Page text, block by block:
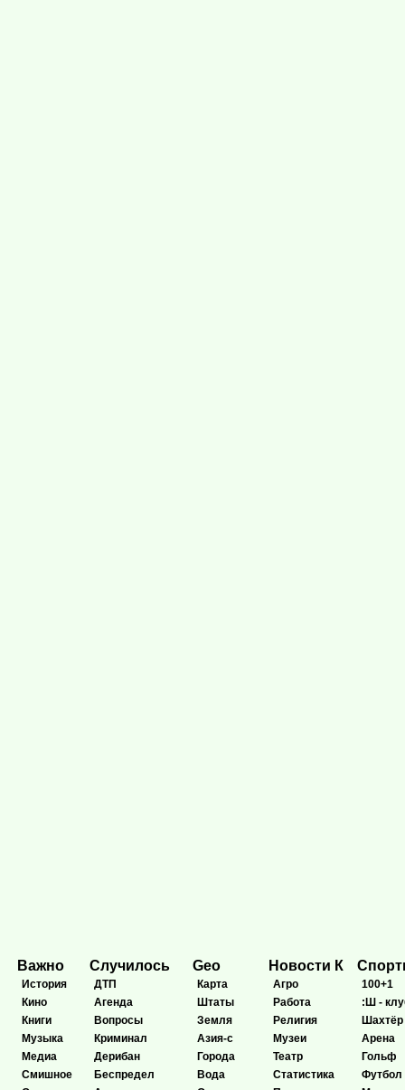
Важно
История
Кино
Книги
Музыка
Медиа
Смишное
Случилось
ДТП
Агенда
Вопросы
Криминал
Дерибан
Беспредел
Geo
Карта
Штаты
Земля
Азия-с
Города
Вода
Новости К
Агро
Работа
Религия
Музеи
Театр
Статистика
100+1
:Ш -
Шахтёр
Арена
Гольф
Футбол